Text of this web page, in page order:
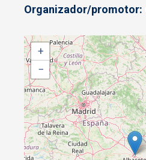
Organizador/promotor
+
−